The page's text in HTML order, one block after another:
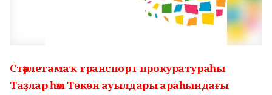
Стәрлетамаҡ транспорт прокуратураһы
Таҙлар һәм Төкөн ауылдары араһындағы